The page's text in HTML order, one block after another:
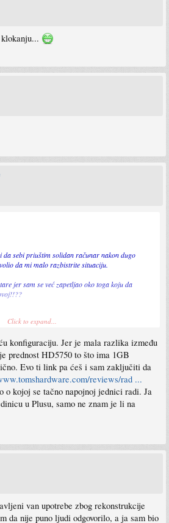
da sebi priuštim solidan računar nakon dugo
da mi malo razbistrite situaciju.
jer sam se već zapetljao oko toga koju da
Click to expand...
konfiguraciju. Jer je mala razlika između
prednost HD5750 to što ima 1GB
Evo ti link pa ćeš i sam zaključiti da
reviews/rad ...
o kojoj se tačno napojnoj jednici radi. Ja
u Plusu, samo ne znam je li na
van upotrebe zbog rekonstrukcije
da nije puno ljudi odgovorilo, a ja sam bio